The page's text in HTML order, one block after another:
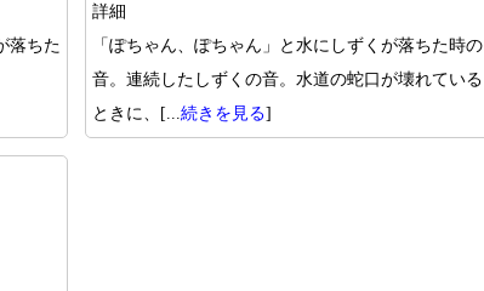
落ちた
詳細
「ぽちゃん、ぽちゃん」と水にしずくが落ちた時の
音。連続したしずくの音。水道の蛇口が壊れている
ときに、[... 続きを見る]